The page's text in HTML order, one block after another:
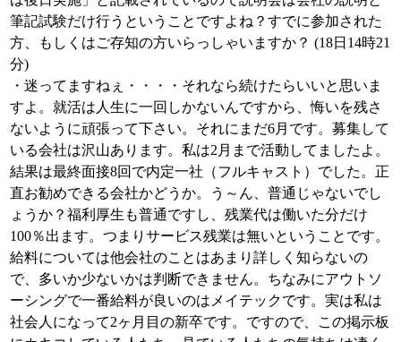
筆記試験だけ行うということですよね？すでに参加された
方、もしくはご存知の方いらっしゃいますか？ (18日14時21
分)
・迷ってますねぇ・・・・それなら続けたらいいと思いま
すよ。就活は人生に一回しかないんですから、悔いを残さ
ないように頑張って下さい。それにまだ6月です。募集して
いる会社は沢山あります。私は2月まで活動してましたよ。
結果は最終面接8回で内定一社（フルキャスト）でした。正
直お勧めできる会社かどうか。う～ん、普通じゃないでし
ょうか？福利厚生も普通ですし、残業代は働いた分だけ
100％出ます。つまりサービス残業は無いということです。
給料については他会社のことはあまり詳しく知らないの
で、多いか少ないかは判断できません。ちなみにアウトソ
ーシングで一番給料が良いのはメイテックです。実は私は
社会人になって2ヶ月目の新卒です。ですので、この掲示板